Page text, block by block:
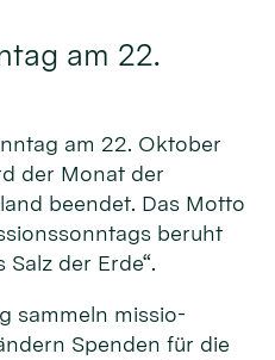
am 22.
am 22. Oktober
der Monat der
beendet. Das Motto
beruht
Salz der Erde“.
sammeln missio-
Spenden für die